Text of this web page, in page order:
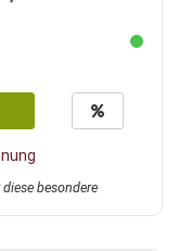
besondere